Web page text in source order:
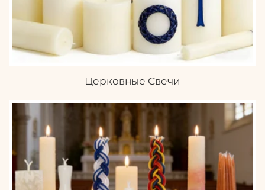
Церковные Свечи